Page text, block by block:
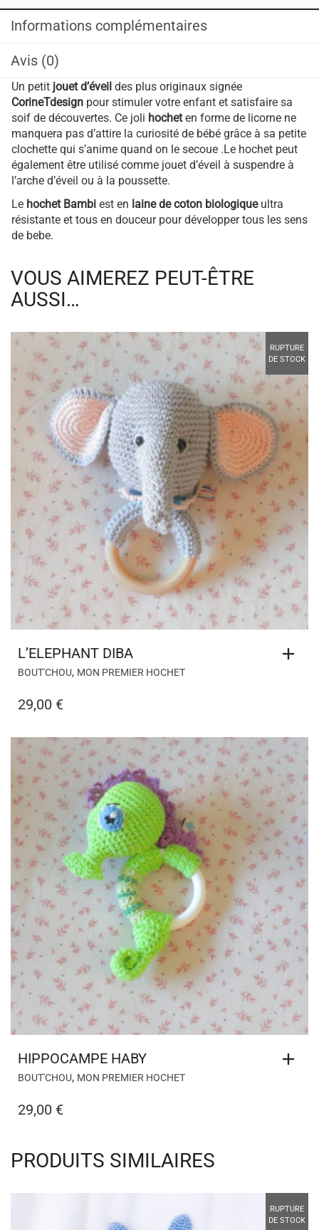
Informations complémentaires
Avis (0)
Un petit jouet d’éveil des plus originaux signée
CorineTdesign pour stimuler votre enfant et satisfaire sa
soif de découvertes. Ce joli hocheten forme de licorne ne
manquera pas d’attire la curiosité de bébé grâce à sa petite
clochette qui s’anime quand on le secoue .Le hochet peut
également être utilisé comme jouet d’éveil à suspendre à
l’arche d’éveil ou à la poussette.
Le hochet Bambi est en laine de coton biologiqueultra
résistante et tous en douceur pour développer tous les sens
de bebe.
VOUS AIMEREZ PEUT-ÊTRE
AUSSI…
RUPTURE
DE STOCK
L’ELEPHANT DIBA
BOUT'CHOU, MON PREMIER HOCHET
29,00 €
HIPPOCAMPE HABY
BOUT'CHOU, MON PREMIER HOCHET
29,00 €
PRODUITS SIMILAIRES
RUPTURE
DE STOCK